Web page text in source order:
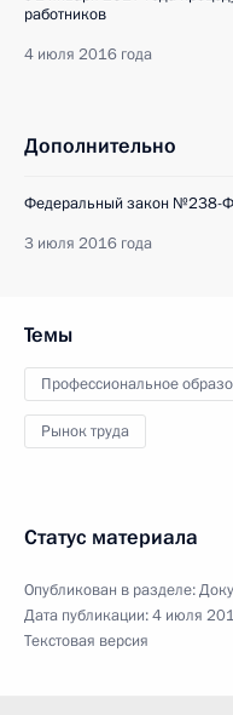
работников
4 июля 2016 года
Дополнительно
Федеральный закон №238-
3 июля 2016 года
Темы
Профессиональное
Рынок труда
Статус материала
Опубликован в разделе:
Дата публикации:4 июля
Текстовая версия